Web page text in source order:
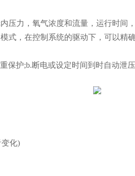
压力，氧气浓度和流量，运行时间
式，在控制系统的驱动下，可以
保护;b.断电或设定时间到时自动泄压
变化)